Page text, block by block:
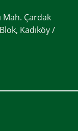
Mah. Çardak
Kadıköy /